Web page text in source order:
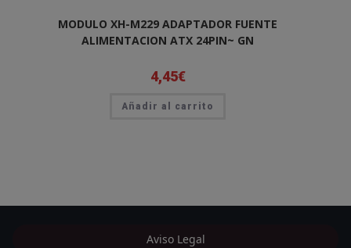
MODULO XH-M229 ADAPTADOR FUENTE
ALIMENTACION ATX 24PIN~ GN
4,45€
Añadir al carrito
Aviso Legal